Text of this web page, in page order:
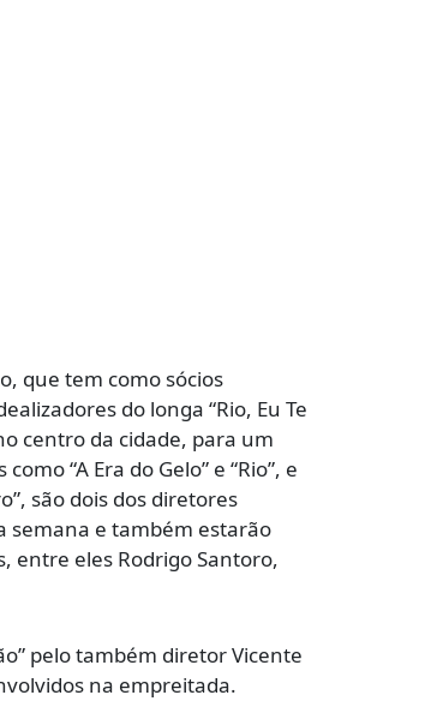
que tem como sócios
do longa “Rio, Eu Te
centro da cidade, para um
“A Era do Gelo” e “Rio”, e
são dois dos diretores
semana e também estarão
entre eles Rodrigo Santoro,
pelo também diretor Vicente
na empreitada.